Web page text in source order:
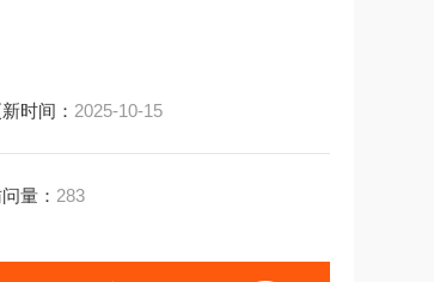
时间： 2025-10-15
量： 283